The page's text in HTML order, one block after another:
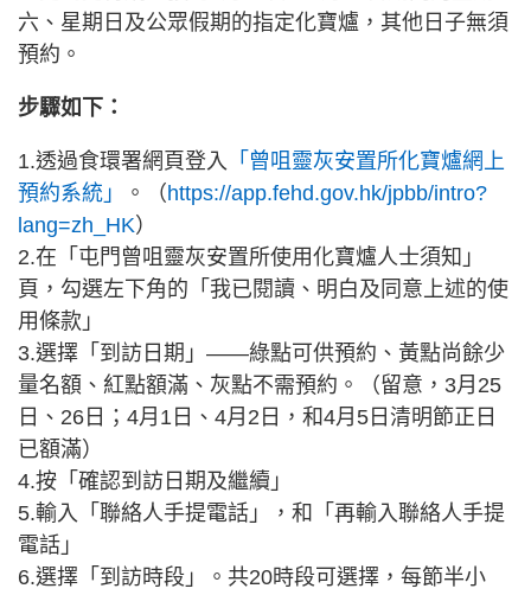
六、星期日及公眾假期的指定化寶爐，其他日子無須
預約。
步驟如下：
1.透過食環署網頁登入 「曾咀靈灰安置所化寶爐網上
預約系統」
。（ https://app.fehd.gov.hk/jpbb/intro?
lang=zh_HK）
2.在「屯門曾咀靈灰安置所使用化寶爐人士須知」
頁，勾選左下角的「我已閱讀、明白及同意上述的使
用條款」
3.選擇「到訪日期」——綠點可供預約、黃點尚餘少
量名額、紅點額滿、灰點不需預約。（留意，3月25
日、26日；4月1日、4月2日，和4月5日清明節正日
已額滿）
4.按「確認到訪日期及繼續」
5.輸入「聯絡人手提電話」，和「再輸入聯絡人手提
電話」
6.選擇「到訪時段」。共20時段可選擇，每節半小